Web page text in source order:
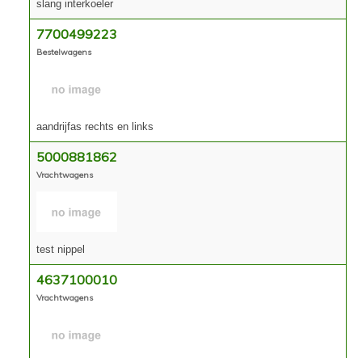
slang interkoeler
7700499223
Bestelwagens
aandrijfas rechts en links
5000881862
Vrachtwagens
test nippel
4637100010
Vrachtwagens